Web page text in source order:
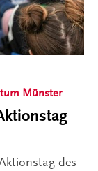
Münster
des